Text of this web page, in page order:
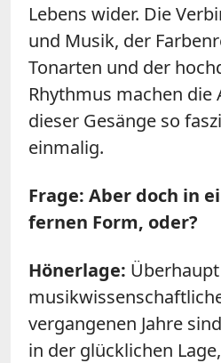
Lebens wider. Die
und Musik, der
Tonarten und der
Rhythmus machen
dieser Gesänge so
einmalig.
Frage: Aber doch in
fernen Form, oder?
Hönerlage:
vergangenen Jahre
in der glücklichen